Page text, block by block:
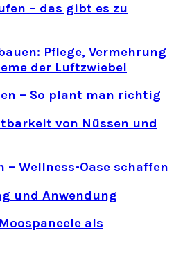
– das gibt es zu
Pflege, Vermehrung
der Luftzwiebel
– So plant man richtig
von Nüssen und
– Wellness-Oase schaffen
und Anwendung
als